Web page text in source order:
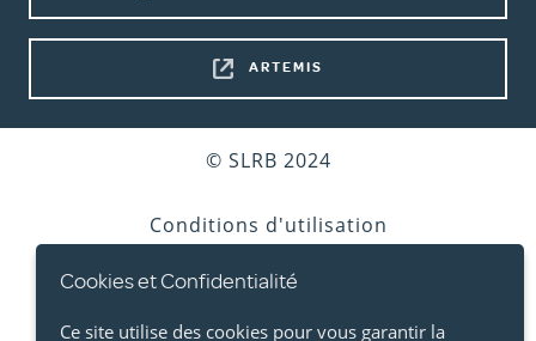
shortcuts
ARTEMIS
© SLRB 2024
Conditions d'utilisation
Vie privée
Cookies et Confidentialité
Ce site utilise des cookies pour vous garantir la